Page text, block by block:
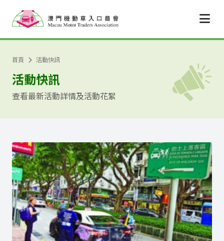
首頁 活動快訊
活動快訊
查看最新活動詳情及活動花絮